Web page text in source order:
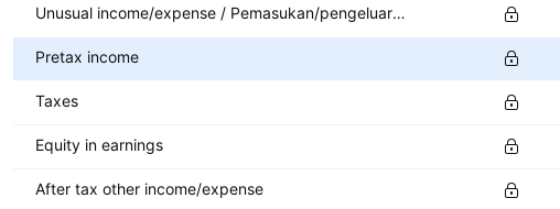
Unusual income/expense / Pemasukan/pengeluaran tidak biasa
Pretax income
Taxes
Equity in earnings
After tax other income/expense